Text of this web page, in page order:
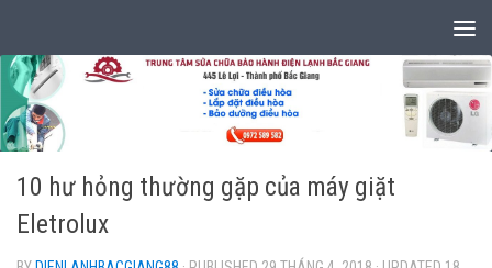
10 hư hỏng thường gặp của máy giặt
Eletrolux